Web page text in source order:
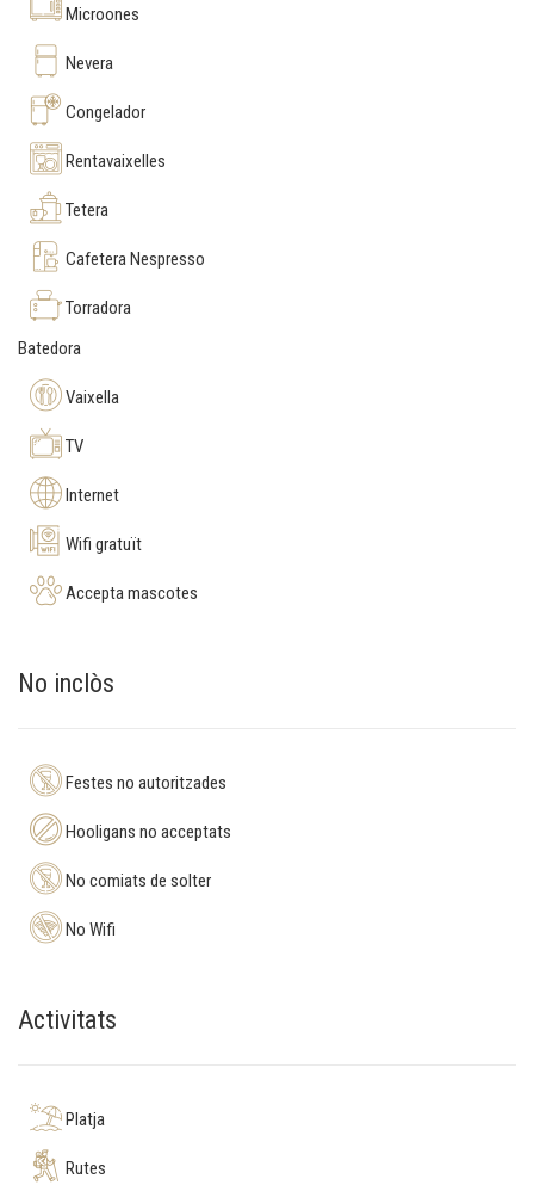
Microones
Nevera
Congelador
Rentavaixelles
Tetera
Cafetera Nespresso
Torradora
Batedora
Vaixella
TV
Internet
Wifi gratuït
Accepta mascotes
No inclòs
Festes no autoritzades
Hooligans no acceptats
No comiats de solter
No Wifi
Activitats
Platja
Rutes